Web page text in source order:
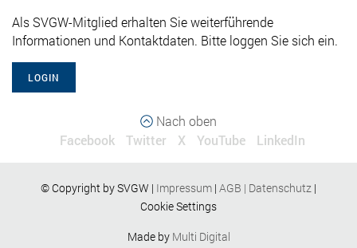
Als SVGW-Mitglied erhalten Sie weiterführende
Informationen und Kontaktdaten. Bitte loggen Sie sich ein.
LOGIN
Nach oben
Facebook
Twitter X YouTube LinkedIn
© Copyright by SVGW | Impressum | AGB | Datenschutz |
Cookie Settings
Made by Multi Digital